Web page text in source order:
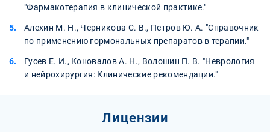
"Фармакотерапия в клинической практике."
Алехин М. Н., Черникова С. В., Петров Ю. А. "Справочник
по применению гормональных препаратов в терапии."
Гусев Е. И., Коновалов А. Н., Волошин П. В. "Неврология
и нейрохирургия: Клинические рекомендации."
Лицензии